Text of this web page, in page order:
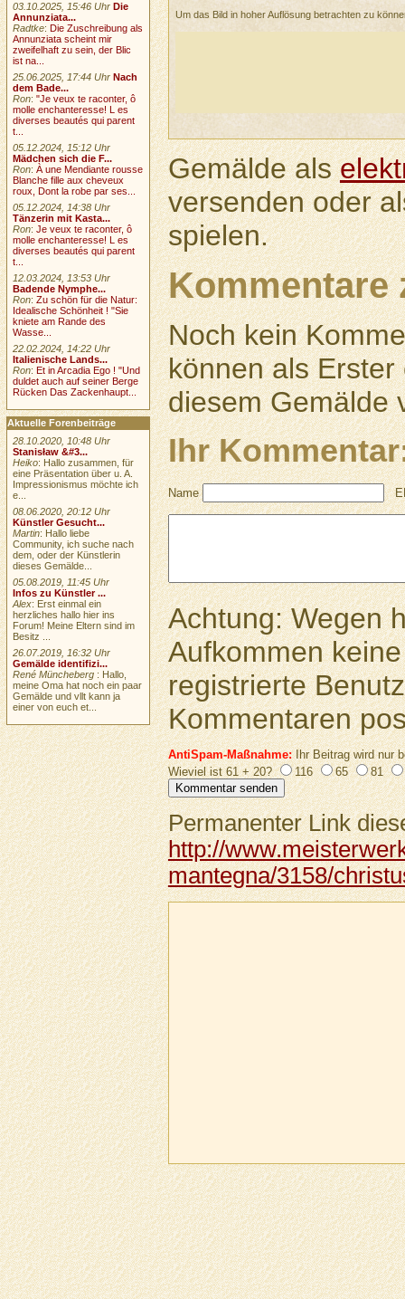
Um das Bild in hoher Auflösung betrachten zu
Gemälde als
versenden oder
spielen.
Kommentare
Noch kein
können als
diesem Gemälde
Ihr
Name
Achtung: Wegen
Aufkommen
registrierte
Kommentaren
AntiSpam-Maßnahme:Ihr Beitrag wird nur
Wieviel ist 61 + 20?
116 65 81
Permanenter Link
http://
mantegna/3158/
03.10.2025, 15:46 Uhr Die
Annunziata...
Radtke: Die Zuschreibung als
Annunziata scheint mir
zweifelhaft zu sein, der Blic
ist na...
25.06.2025, 17:44 Uhr Nach
dem Bade...
Ron:"Je veux te raconter, ô
molle enchanteresse! L es
diverses beautés qui parent
t...
05.12.2024, 15:12 Uhr
Mädchen sich die F...
Ron:À une Mendiante rousse
Blanche fille aux cheveux
roux, Dont la robe par ses...
05.12.2024, 14:38 Uhr
Tänzerin mit Kasta...
Ron:Je veux te raconter, ô
molle enchanteresse! L es
diverses beautés qui parent
t...
12.03.2024, 13:53 Uhr
Badende Nymphe...
Ron:Zu schön für die Natur:
Idealische Schönheit ! "Sie
kniete am Rande des
Wasse...
22.02.2024, 14:22 Uhr
Italienische Lands...
Ron:Et in Arcadia Ego ! "Und
duldet auch auf seiner Berge
Rücken Das Zackenhaupt...
Aktuelle Forenbeiträge
28.10.2020, 10:48 Uhr
Stanisław &#3...
Heiko: Hallo zusammen, für
eine Präsentation über u. A.
Impressionismus möchte ich
e...
08.06.2020, 20:12 Uhr
Künstler Gesucht...
Martin: Hallo liebe
Community, ich suche nach
dem, oder der Künstlerin
dieses Gemälde...
05.08.2019, 11:45 Uhr
Infos zu Künstler ...
Alex: Erst einmal ein
herzliches hallo hier ins
Forum! Meine Eltern sind im
Besitz ...
26.07.2019, 16:32 Uhr
Gemälde identifizi...
René Müncheberg : Hallo,
meine Oma hat noch ein paar
Gemälde und vllt kann ja
einer von euch et...